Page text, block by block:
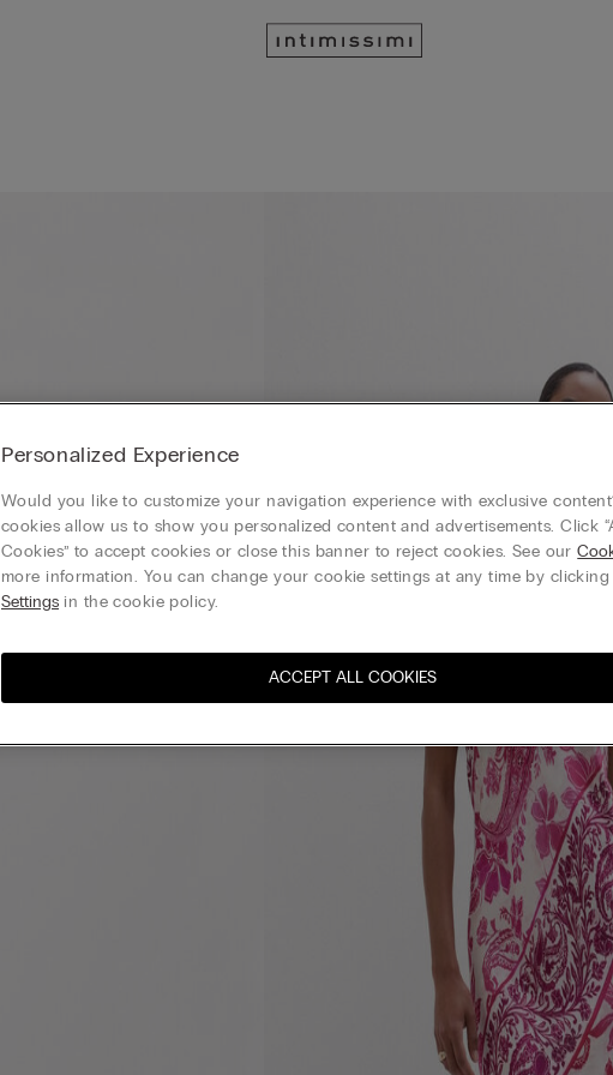
Personalized Experience
Would you like to customize your navigation experience with exclusive
cookies allow us to show you personalized content and advertisements. Click
Cookies” to accept cookies or close this banner to reject cookies. See our
more information. You can change your cookie settings at any time by clicking
Settings in the cookie policy.
ACCEPT ALL COOKIES